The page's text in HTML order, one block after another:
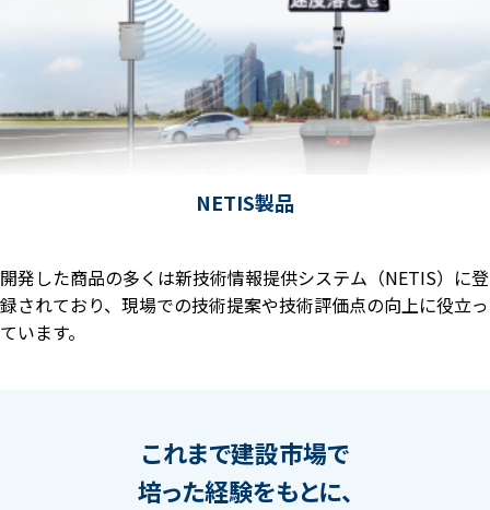
NETIS製品
開発した商品の多くは新技術情報提供システム（NETIS）に登
録されており、現場での技術提案や技術評価点の向上に役立っ
ています。
これまで建設市場で
培った経験をもとに、